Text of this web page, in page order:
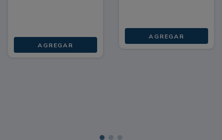
AGREGAR
AGREGAR